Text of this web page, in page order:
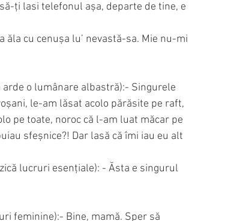
ți lasi telefonul așa, departe de tine, e
o lumânare albastră):- Singurele
le-am lăsat acolo părăsite pe raft,
pe toate, noroc că l-am luat măcar pe
sfeșnice?! Dar lasă că îmi iau eu alt
lucruri esențiale): - Ăsta e singurul
feminine):- Bine, mamă. Sper să